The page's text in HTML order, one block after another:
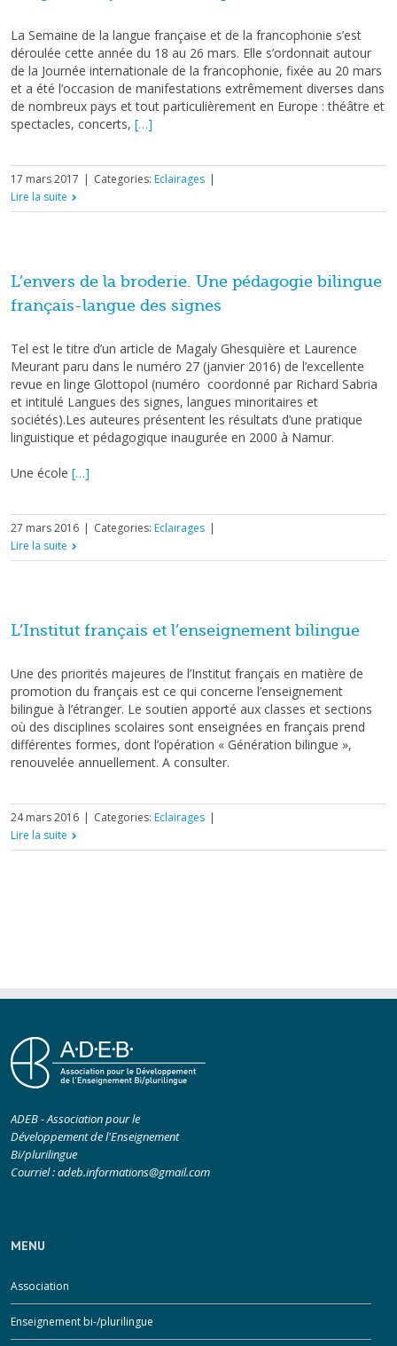
La Semaine de la langue française et de la francophonie s’est
déroulée cette année du 18 au 26 mars. Elle s’ordonnait autour
de la Journée internationale de la francophonie, fixée au 20 mars
et a été l’occasion de manifestations extrêmement diverses dans
de nombreux pays et tout particulièrement en Europe : théâtre et
spectacles, concerts, […]
17 mars 2017 | Categories: Eclairages |
Lire la suite
L’envers de la broderie. Une pédagogie bilingue
français-langue des signes
Tel est le titre d’un article de Magaly Ghesquière et Laurence
Meurant paru dans le numéro 27 (janvier 2016) de l’excellente
revue en linge Glottopol (numéro coordonné par Richard Sabria
et intitulé Langues des signes, langues minoritaires et
sociétés).Les auteures présentent les résultats d’une pratique
linguistique et pédagogique inaugurée en 2000 à Namur.
Une école […]
27 mars 2016 | Categories: Eclairages |
Lire la suite
L’Institut français et l’enseignement bilingue
Une des priorités majeures de l’Institut français en matière de
promotion du français est ce qui concerne l’enseignement
bilingue à l’étranger. Le soutien apporté aux classes et sections
où des disciplines scolaires sont enseignées en français prend
différentes formes, dont l’opération « Génération bilingue »,
renouvelée annuellement. A consulter.
24 mars 2016 | Categories: Eclairages |
Lire la suite
ADEB - Association pour le
Développement de l'Enseignement
Bi/plurilingue
Courriel :adeb.informations@gmail.com
MENU
Association
Enseignement bi-/plurilingue